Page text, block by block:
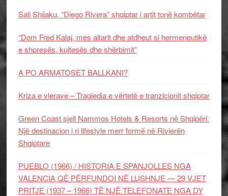
Sali Shijaku, “Diego Rivera” shqiptar i artit tonë kombëtar
“Dom Fred Kalaj, mes altarit dhe atdheut si hermeneutikë
e shpresës, kujtesës dhe shërbimit”
A PO ARMATOSET BALLKANI?
Kriza e vlerave – Tragjedia e vërtetë e tranzicionit shqiptar
Green Coast sjell Nammos Hotels & Resorts në Shqipëri:
Një destinacion i ri lifestyle merr formë në Rivierën
Shqiptare
PUEBLO (1966) / HISTORIA E SPANJOLLES NGA
VALENCIA QË PËRFUNDOI NË LUSHNJE — 29 VJET
PRITJE (1937 – 1966) TË NJË TELEFONATE NGA DY